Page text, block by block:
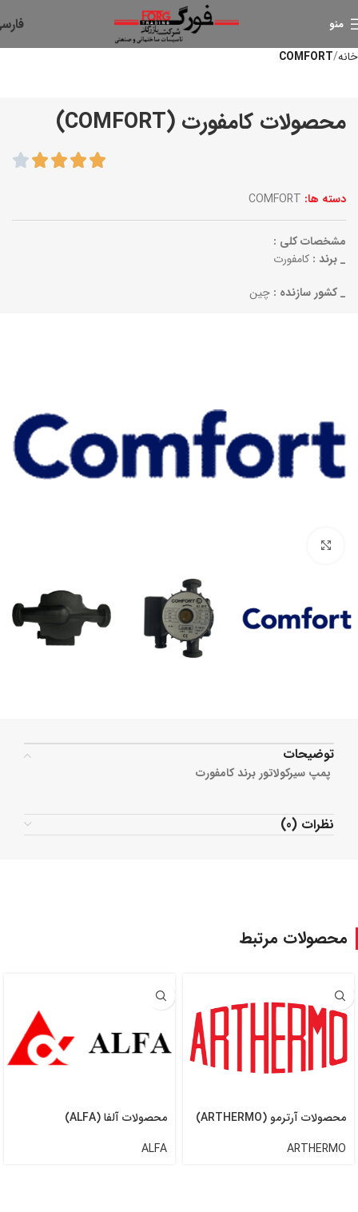
منو
خانه COMFORT
محصولات کامفورت (COMFORT)
دسته ها: COMFORT
مشخصات کلی :
_ برند : کامفورت
_ کشور سازنده : چین
توضیحات
پمپ سیرکولاتور برند کامفورت
نظرات (0)
محصولات مرتبط
محصولات آرترمو (ARTHERMO)
ARTHERMO
محصولات آلفا (ALFA)
ALFA